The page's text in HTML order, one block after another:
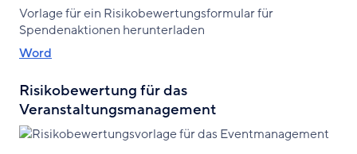
Vorlage für ein Risikobewertungsformular für
Spendenaktionen herunterladen
Word
Risikobewertung für das
Veranstaltungsmanagement